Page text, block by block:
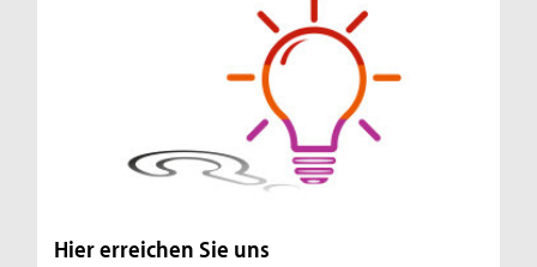
Hier erreichen Sie uns